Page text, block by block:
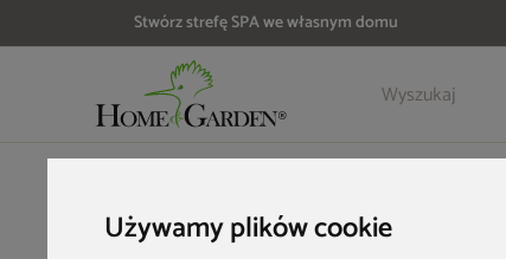
Używamy plików cookie
Stwórz strefę SPA we własnym domu
Szczegóły Opinie